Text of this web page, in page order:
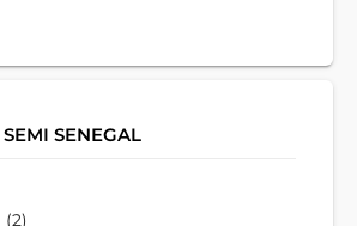
SEMI SENEGAL
2